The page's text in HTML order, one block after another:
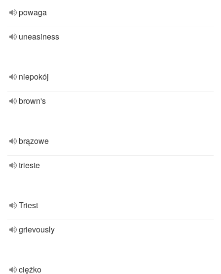
powaga
uneasiness
niepokój
brown's
brązowe
trieste
Triest
grievously
ciężko